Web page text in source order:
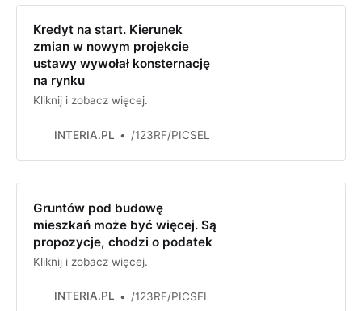
Kredyt na start. Kierunek
zmian w nowym projekcie
ustawy wywołał konsternację
na rynku
Kliknij i zobacz więcej.
INTERIA.PL /123RF/PICSEL
Gruntów pod budowę
mieszkań może być więcej. Są
propozycje, chodzi o podatek
Kliknij i zobacz więcej.
INTERIA.PL /123RF/PICSEL